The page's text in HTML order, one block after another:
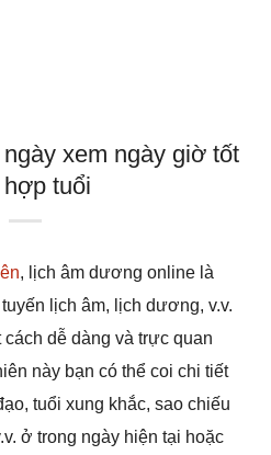
xem ngày giờ tốt
tuổi
, lịch âm dương online là
lịch âm, lịch dương, v.v.
dễ dàng và trực quan
này bạn có thể coi chi tiết
tuổi xung khắc, sao chiếu
ở trong ngày hiện tại hoặc